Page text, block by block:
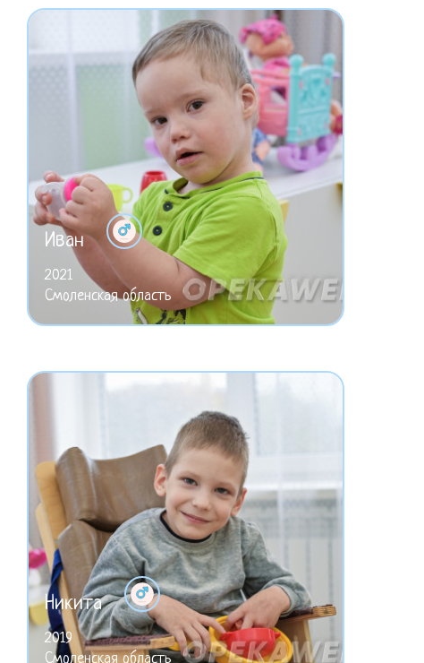
Иван
2021
Смоленская область
Никита
2019
Смоленская область